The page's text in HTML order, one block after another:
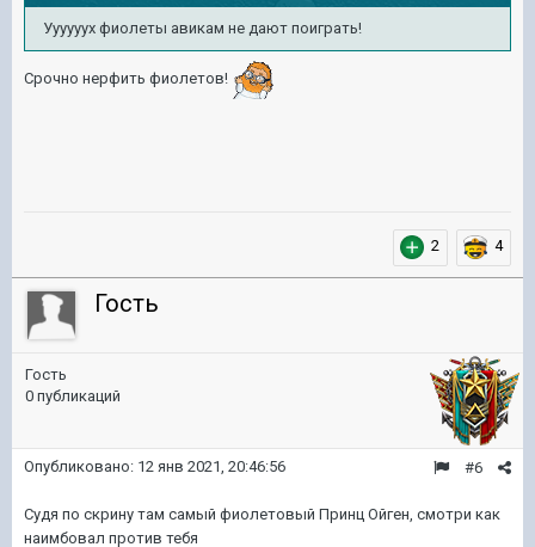
Уууууух фиолеты авикам не дают поиграть!
Срочно нерфить фиолетов!
2 4
Гость
Гость
0 публикаций
#6
Опубликовано: 12 янв 2021, 20:46:56
Судя по скрину там самый фиолетовый Принц Ойген, смотри как
наимбовал против тебя